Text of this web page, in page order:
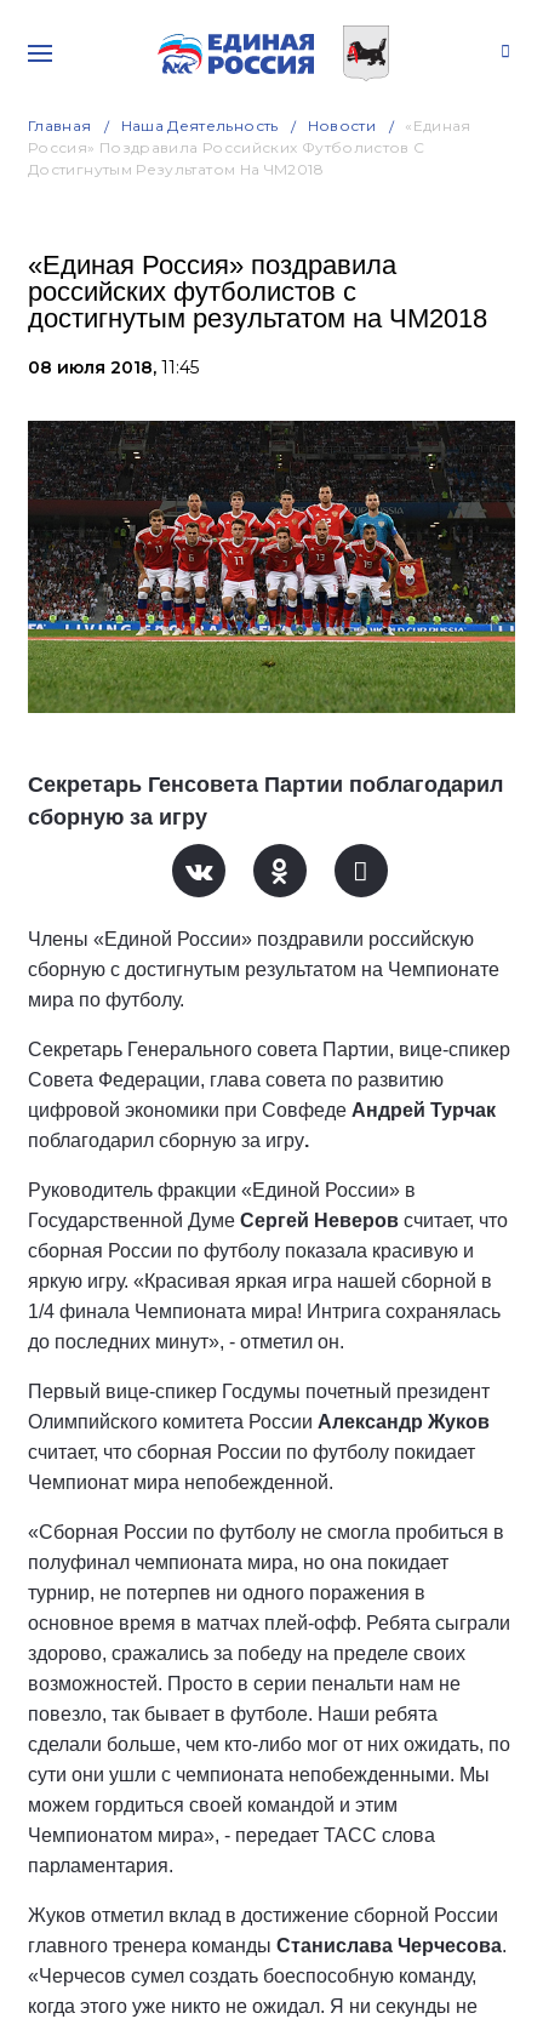
Главная Наша Деятельность Новости
«Единая
Россия» Поздравила Российских Футболистов С
Достигнутым Результатом На ЧМ2018
«Единая Россия» поздравила
российских футболистов с
достигнутым результатом на ЧМ2018
08 июля 2018, 11:45
Секретарь Генсовета Партии поблагодарил
сборную за игру
Члены «Единой России» поздравили российскую
сборную с достигнутым результатом на Чемпионате
мира по футболу.
Секретарь Генерального совета Партии, вице-спикер
Совета Федерации, глава совета по развитию
цифровой экономики при Совфеде Андрей Турчак
поблагодарил сборную за игру.
Руководитель фракции «Единой России» в
Государственной Думе Сергей Неверов считает, что
сборная России по футболу показала красивую и
яркую игру. «Красивая яркая игра нашей сборной в
1/4 финала Чемпионата мира! Интрига сохранялась
до последних минут», - отметил он.
Первый вице-спикер Госдумы почетный президент
Олимпийского комитета России Александр Жуков
считает, что сборная России по футболу покидает
Чемпионат мира непобежденной.
«Сборная России по футболу не смогла пробиться в
полуфинал чемпионата мира, но она покидает
турнир, не потерпев ни одного поражения в
основное время в матчах плей-офф. Ребята сыграли
здорово, сражались за победу на пределе своих
возможностей. Просто в серии пенальти нам не
повезло, так бывает в футболе. Наши ребята
сделали больше, чем кто-либо мог от них ожидать, по
сути они ушли с чемпионата непобежденными. Мы
можем гордиться своей командой и этим
Чемпионатом мира», - передает ТАСС слова
парламентария.
Жуков отметил вклад в достижение сборной России
главного тренера команды Станислава Черчесова.
«Черчесов сумел создать боеспособную команду,
когда этого уже никто не ожидал. Я ни секунды не